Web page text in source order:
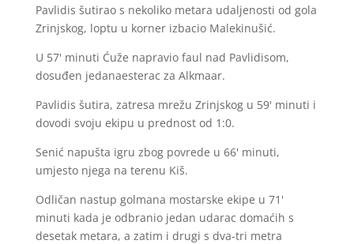
Pavlidis šutirao s nekoliko metara udaljenosti od gola
Zrinjskog, loptu u korner izbacio Malekinušić.
U 57' minuti Ćuže napravio faul nad Pavlidisom,
dosuđen jedanaesterac za Alkmaar.
Pavlidis šutira, zatresa mrežu Zrinjskog u 59' minuti i
dovodi svoju ekipu u prednost od 1:0.
Senić napušta igru zbog povrede u 66' minuti,
umjesto njega na terenu Kiš.
Odličan nastup golmana mostarske ekipe u 71'
minuti kada je odbranio jedan udarac domaćih s
desetak metara, a zatim i drugi s dva-tri metra